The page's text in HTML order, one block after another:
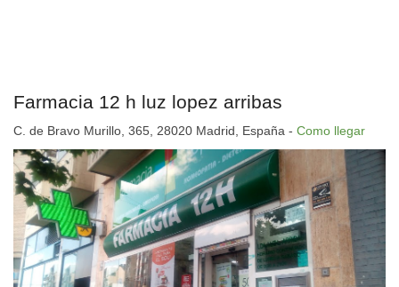
Farmacia 12 h luz lopez arribas
C. de Bravo Murillo, 365, 28020 Madrid, España - Como llegar